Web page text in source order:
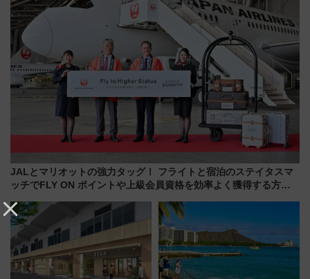
JALとマリオットの強力タッグ！ フライトと宿泊のステイタスマ
ッチでFLY ON ポイントや上級会員資格を効率よく獲得する方法